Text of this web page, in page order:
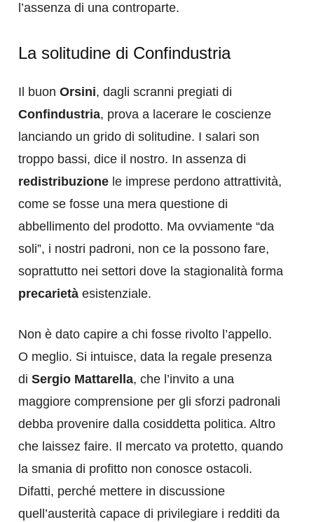
l’assenza di una controparte.
La solitudine di Confindustria
Il buon Orsini, dagli scranni pregiati di
Confindustria, prova a lacerare le coscienze
lanciando un grido di solitudine. I salari son
troppo bassi, dice il nostro. In assenza di
redistribuzione le imprese perdono attrattività,
come se fosse una mera questione di
abbellimento del prodotto. Ma ovviamente “da
soli”, i nostri padroni, non ce la possono fare,
soprattutto nei settori dove la stagionalità forma
precarietà esistenziale.
Non è dato capire a chi fosse rivolto l’appello.
O meglio. Si intuisce, data la regale presenza
di Sergio Mattarella, che l’invito a una
maggiore comprensione per gli sforzi padronali
debba provenire dalla cosiddetta politica. Altro
che laissez faire. Il mercato va protetto, quando
la smania di profitto non conosce ostacoli.
Difatti, perché mettere in discussione
quell’austerità capace di privilegiare i redditi da